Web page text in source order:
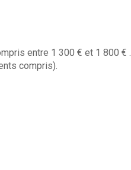
entre 1 300 € et 1 800 € .
compris).